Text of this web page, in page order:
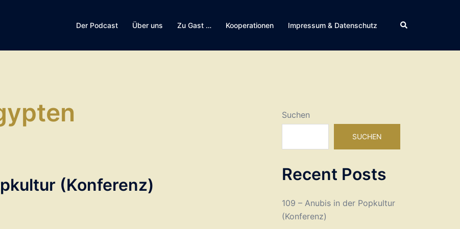
Der Podcast Über uns Zu Gast … Kooperationen Impressum & Datenschutz Suche
(Konferenz)
Suchen
SUCHEN
Recent Posts
109 – Anubis in der Popkultur
(Konferenz)